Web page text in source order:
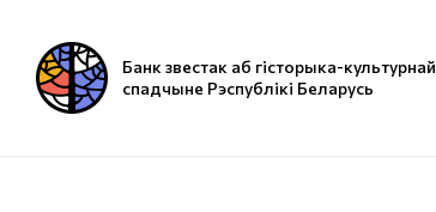
Банк звестак аб гісторыка-культурнай
спадчыне Рэспублікі Беларусь